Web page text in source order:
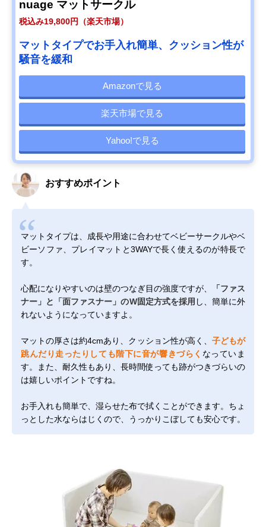
nuage マットサークル
税込み19,800円（楽天市場）
マットタイプでお手入れ簡単、クッション性が
騒音を緩和
Amazonで見る
楽天市場で見る
Yahoo!で見る
おすすめポイント
マットタイプは、成長や用途に合わせてベビーサークルやベ
ビーソファ、プレイマットと3WAYで長く使えるのが特長で
す。
心配になりやすいのは壁のつなぎ目の強度ですが、
「ファス
ナー」と「面ファスナー」のW固定方式を採用 し、簡単に外
れないようになっていますよ。
マットの厚さは約4cmあり、クッション性が高く、 子どもが
跳んだり走ったりしても階下に音が響きづらく なっていま
す。また、耐久性もあり、長時間使っても跡がつきづらいの
は嬉しいポイントですね。
お手入れも簡単で、湿らせた布で拭くことができます。ちょ
っとした水ならはじくので、うっかりこぼしても安心です。